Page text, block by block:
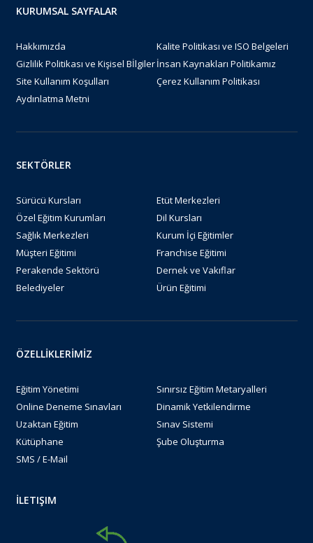
KURUMSAL SAYFALAR
Hakkımızda
Kalite Politikası ve ISO Belgeleri
Gizlilik Politikası ve Kişisel Bİlgilerİnsan Kaynakları Politikamız
Site Kullanım Koşulları
Çerez Kullanım Politikası
Aydınlatma Metni
SEKTÖRLER
Sürücü Kursları
Etüt Merkezleri
Özel Eğitim Kurumları
Dil Kursları
Sağlık Merkezleri
Kurum İçi Eğitimler
Müşteri Eğitimi
Franchise Eğitimi
Perakende Sektörü
Dernek ve Vakıflar
Belediyeler
Ürün Eğitimi
ÖZELLİKLERİMİZ
Eğitim Yönetimi
Sınırsız Eğitim Metaryalleri
Online Deneme Sınavları
Dinamik Yetkilendirme
Uzaktan Eğitim
Sınav Sistemi
Kütüphane
Şube Oluşturma
SMS / E-Mail
İLETIŞIM